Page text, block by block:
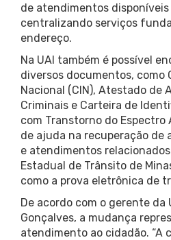
de atendimentos disponíveis
centralizando serviços
endereço.
Na UAI também é possível
diversos documentos, como
Nacional (CIN), Atestado de
Criminais e Carteira de
com Transtorno do Espectro
de ajuda na recuperação de
e atendimentos
Estadual de Trânsito de
como a prova eletrônica de
De acordo com o gerente da
Gonçalves, a mudança
atendimento ao cidadão. “A